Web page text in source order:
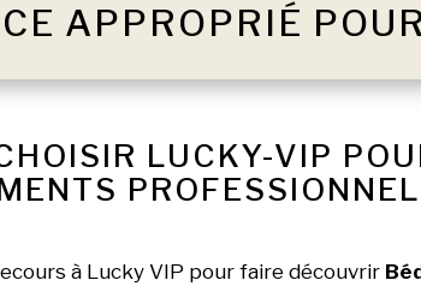
APPROPRIÉ
LUCKY-VIP
à Lucky VIP pour faire découvrir